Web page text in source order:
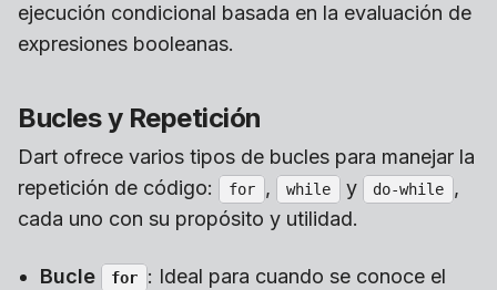
ejecución condicional basada en la evaluación de
expresiones booleanas.
Bucles y Repetición
Dart ofrece varios tipos de bucles para manejar la
repetición de código:
for , while y do-while
,
cada uno con su propósito y utilidad.
Bucle for
: Ideal para cuando se conoce el